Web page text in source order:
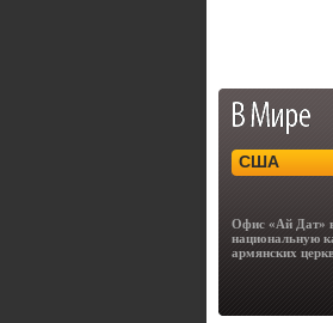
США
Офис «Ай Дат»
национальную
армянских